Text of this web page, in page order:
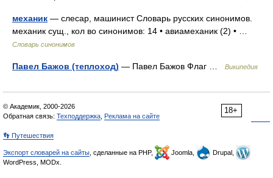
механик — слесар, машинист Словарь русских синонимов.
механик сущ., кол во синонимов: 14 • авиамеханик (2) • …
Словарь синонимов
Павел Бажов (теплоход) — Павел Бажов Флаг … Википедия
18+
© Академик, 2000-2026
Обратная связь: Техподдержка Реклама на сайте
👣 Путешествия
Экспорт словарей на сайты , сделанные на PHP, Joomla,
Drupal,
WordPress, MODx.